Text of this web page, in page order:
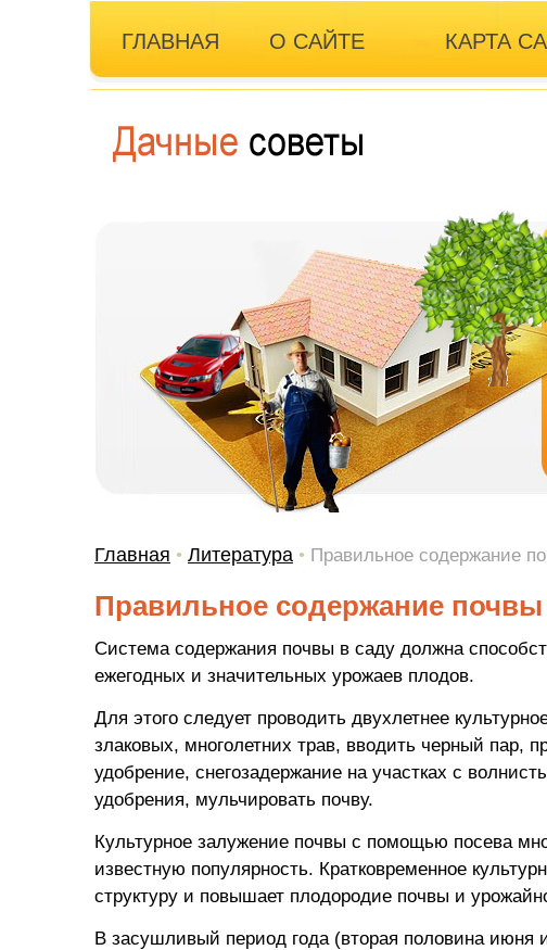
ГЛАВНАЯ О САЙТЕ КАРТА
Главная • Литература • Правильное содержание
Правильное содержание почвы
Система содержания почвы в саду должна
ежегодных и значительных урожаев плодов.
Для этого следует проводить двухлетнее
злаковых, многолетних трав, вводить черный пар,
удобрение, снегозадержание на участках с
удобрения, мульчировать почву.
Культурное залужение почвы с помощью посева
известную популярность. Кратковременное
структуру и повышает плодородие почвы и
В засушливый период года (вторая половина